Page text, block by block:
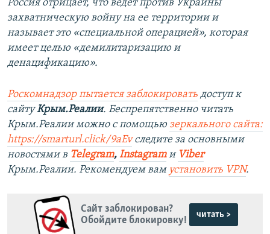
Россия отрицает, что ведет против Украины
захватническую войну на ее территории и
называет это «специальной операцией», которая
имеет целью «демилитаризацию и
денацификацию».
Роскомнадзор пытается заблокировать доступ к
сайтуКрым.Реалии. Беспрепятственно читать
Крым.Реалии можно с помощью зеркального сайта:
https://smarturl.click/9aEvследите за основными
новостями в Telegram, Instagramи Viber
Крым.Реалии. Рекомендуем вам установить VPN.
Сайт заблокирован?
Обойдите блокировку!
читать >